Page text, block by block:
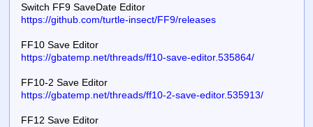
Switch FF9 SaveDate Editor
https://github.com/turtle-insect/FF9/releases
FF10 Save Editor
https://gbatemp.net/threads/ff10-save-editor.535864/
FF10-2 Save Editor
https://gbatemp.net/threads/ff10-2-save-editor.535913/
FF12 Save Editor